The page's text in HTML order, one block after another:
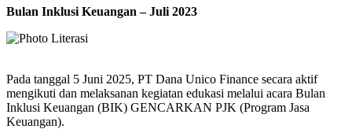
Bulan Inklusi Keuangan – Juli 2023
Pada tanggal 5 Juni 2025, PT Dana Unico Finance secara aktif
mengikuti dan melaksanan kegiatan edukasi melalui acara Bulan
Inklusi Keuangan (BIK) GENCARKAN PJK (Program Jasa
Keuangan).